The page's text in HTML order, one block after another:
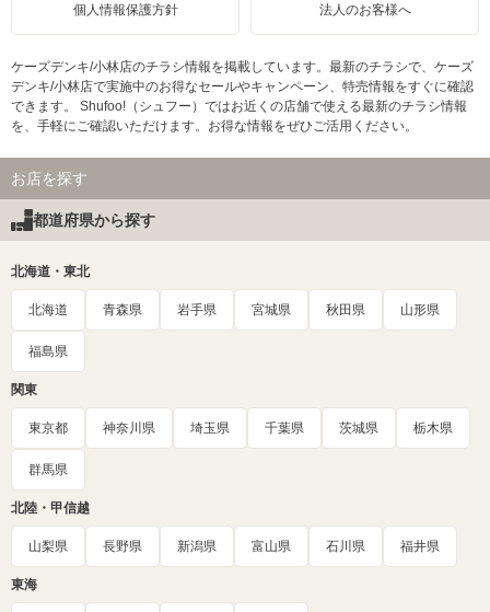
個人情報保護方針 法人のお客様へ
ケーズデンキ/小林店のチラシ情報を掲載しています。最新のチラシで、ケーズ
デンキ/小林店で実施中のお得なセールやキャンペーン、特売情報をすぐに確認
できます。 Shufoo!（シュフー）ではお近くの店舗で使える最新のチラシ情報
を、手軽にご確認いただけます。お得な情報をぜひご活用ください。
お店を探す
都道府県から探す
北海道・東北
北海道 青森県 岩手県 宮城県 秋田県 山形県
福島県
関東
東京都 神奈川県 埼玉県 千葉県 茨城県 栃木県
群馬県
北陸・甲信越
山梨県 長野県 新潟県 富山県 石川県 福井県
東海